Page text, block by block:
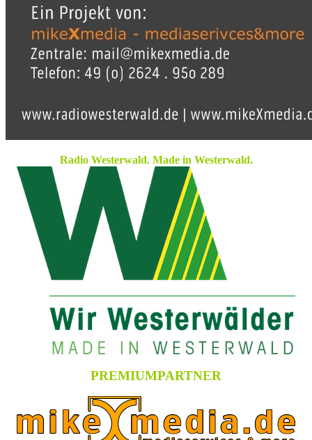
Radio Westerwald. Made in Westerwald.
PREMIUMPARTNER